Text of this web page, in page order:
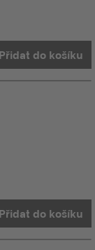
Přidat do košíku
vašem
Přidat do košíku
vašem